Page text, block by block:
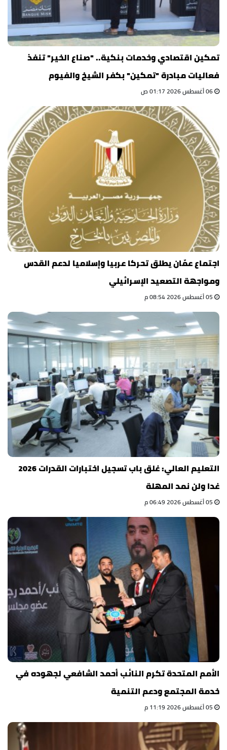
تمكين اقتصادي وخدمات بنكية.. "صناع الخير" تنفذ
فعاليات مبادرة "تمكين" بكفر الشيخ والفيوم
اجتماع عمّان يطلق تحركا عربيا وإسلاميا لدعم القدس
ومواجهة التصعيد الإسرائيلي
التعليم العالي: غلق باب تسجيل اختبارات القدرات 2026
غدا ولن نمد المهلة
الأمم المتحدة تكرم النائب أحمد الشافعي لجهوده في
خدمة المجتمع ودعم التنمية